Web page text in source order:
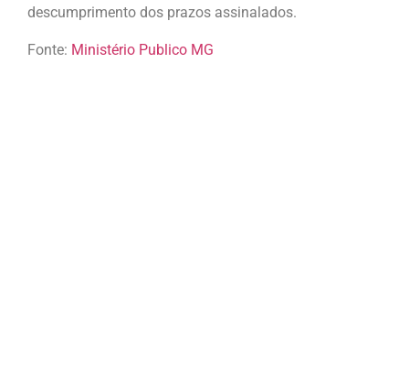
descumprimento dos prazos assinalados.
Fonte: Ministério Publico MG